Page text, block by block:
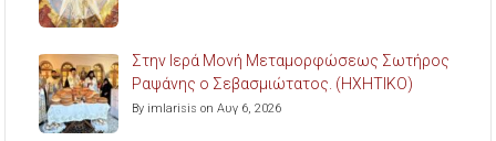
Στην Ιερά Μονή Μεταμορφώσεως Σωτήρος
Ραψάνης ο Σεβασμιώτατος. (ΗΧΗΤΙΚΟ)
By imlarisis on Αυγ 6, 2026